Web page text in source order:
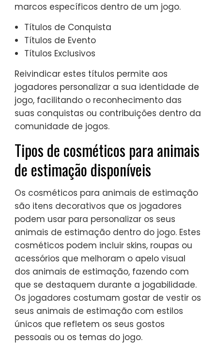
marcos específicos dentro de um jogo.
Títulos de Conquista
Títulos de Evento
Títulos Exclusivos
Reivindicar estes títulos permite aos
jogadores personalizar a sua identidade de
jogo, facilitando o reconhecimento das
suas conquistas ou contribuições dentro da
comunidade de jogos.
Tipos de cosméticos para animais
de estimação disponíveis
Os cosméticos para animais de estimação
são itens decorativos que os jogadores
podem usar para personalizar os seus
animais de estimação dentro do jogo. Estes
cosméticos podem incluir skins, roupas ou
acessórios que melhoram o apelo visual
dos animais de estimação, fazendo com
que se destaquem durante a jogabilidade.
Os jogadores costumam gostar de vestir os
seus animais de estimação com estilos
únicos que refletem os seus gostos
pessoais ou os temas do jogo.